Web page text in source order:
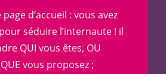
d’accueil : vous avez
séduire l’internaute ! il
QUI vous êtes, OU
vous proposez ;